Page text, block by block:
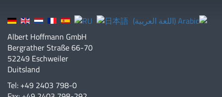
Albert Hoffmann GmbH
Bergrather Straße 66-70
52249 Eschweiler
Duitsland
Tel: +49 2403 798-0